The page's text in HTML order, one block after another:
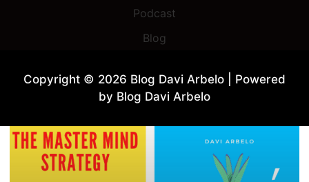
Podcast
Blog
Copyright © 2026 Blog Davi Arbelo | Powered
by Blog Davi Arbelo